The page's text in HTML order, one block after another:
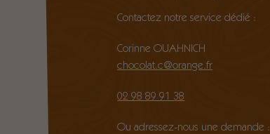
Contactez notre service dédié :
Corinne OUAHNICH
chocolat.c@orange.fr
02 98 89 91 38
Ou adressez-nous une demande :